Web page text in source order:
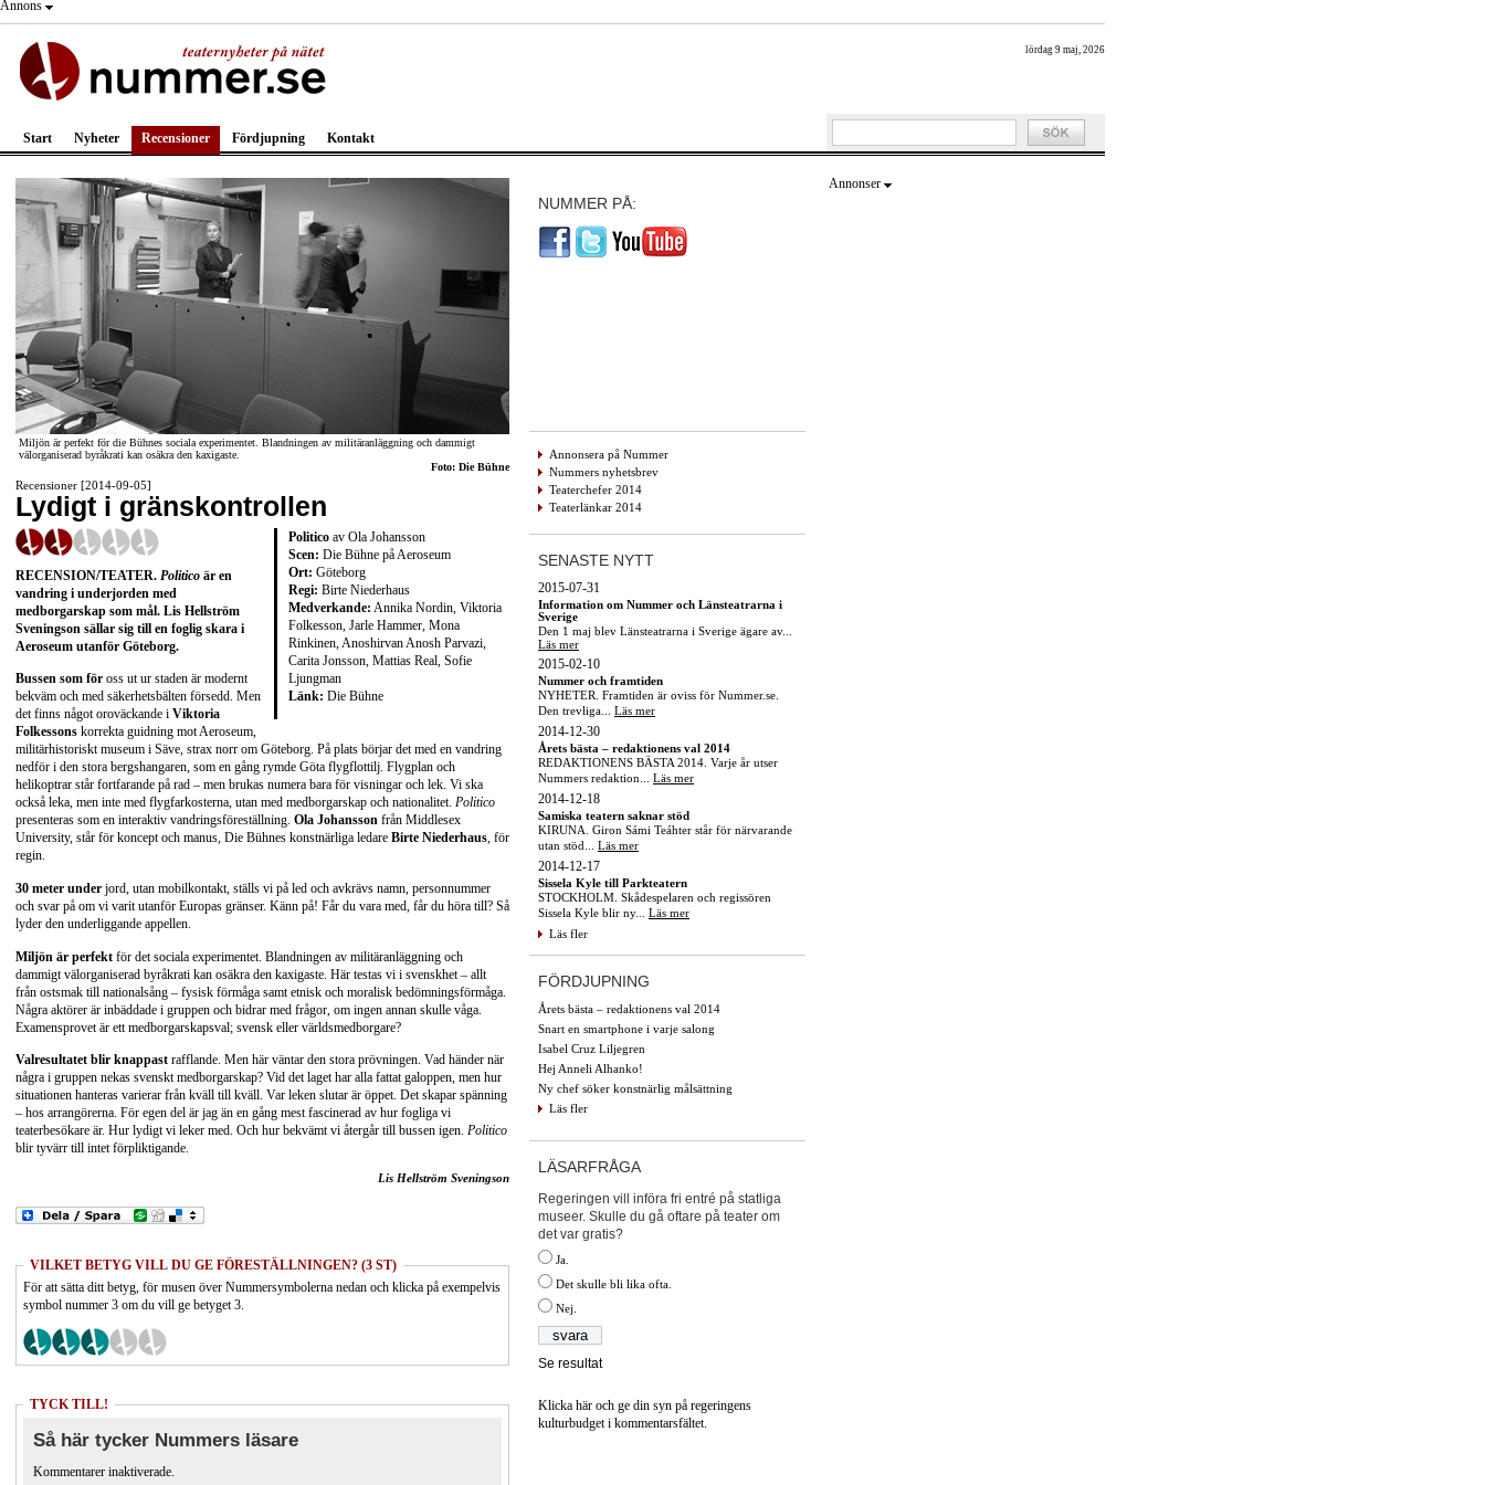
Annons
lördag 9 maj, 2026
Start Nyheter Recensioner Fördjupning Kontakt
Miljön är perfekt för die Bühnes sociala experimentet. Blandningen av militäranläggning och dammigt
välorganiserad byråkrati kan osäkra den kaxigaste.
Foto: Die Bühne
Recensioner [2014-09-05]
Lydigt i gränskontrollen
Politico av Ola Johansson
Scen: Die Bühne på Aeroseum
Ort: Göteborg
Regi: Birte Niederhaus
Medverkande: Annika Nordin, Viktoria
Folkesson, Jarle Hammer, Mona
Rinkinen, Anoshirvan Anosh Parvazi,
Carita Jonsson, Mattias Real, Sofie
Ljungman
Länk: Die Bühne
RECENSION/TEATER. Politico är en
vandring i underjorden med
medborgarskap som mål. Lis Hellström
Sveningson sällar sig till en foglig skara i
Aeroseum utanför Göteborg.
Bussen som för oss ut ur staden är modernt
bekväm och med säkerhetsbälten försedd. Men
det finns något oroväckande i Viktoria
Folkessons korrekta guidning mot Aeroseum,
militärhistoriskt museum i Säve, strax norr om Göteborg. På plats börjar det med en vandring
nedför i den stora bergshangaren, som en gång rymde Göta flygflottilj. Flygplan och
helikoptrar står fortfarande på rad – men brukas numera bara för visningar och lek. Vi ska
också leka, men inte med flygfarkosterna, utan med medborgarskap och nationalitet. Politico
presenteras som en interaktiv vandringsföreställning. Ola Johansson från Middlesex
University, står för koncept och manus, Die Bühnes konstnärliga ledare Birte Niederhaus, för
regin.
30 meter under jord, utan mobilkontakt, ställs vi på led och avkrävs namn, personnummer
och svar på om vi varit utanför Europas gränser. Känn på! Får du vara med, får du höra till? Så
lyder den underliggande appellen.
Miljön är perfekt för det sociala experimentet. Blandningen av militäranläggning och
dammigt välorganiserad byråkrati kan osäkra den kaxigaste. Här testas vi i svenskhet – allt
från ostsmak till nationalsång – fysisk förmåga samt etnisk och moralisk bedömningsförmåga.
Några aktörer är inbäddade i gruppen och bidrar med frågor, om ingen annan skulle våga.
Examensprovet är ett medborgarskapsval; svensk eller världsmedborgare?
Valresultatet blir knappast rafflande. Men här väntar den stora prövningen. Vad händer när
några i gruppen nekas svenskt medborgarskap? Vid det laget har alla fattat galoppen, men hur
situationen hanteras varierar från kväll till kväll. Var leken slutar är öppet. Det skapar spänning
– hos arrangörerna. För egen del är jag än en gång mest fascinerad av hur fogliga vi
teaterbesökare är. Hur lydigt vi leker med. Och hur bekvämt vi återgår till bussen igen. Politico
blir tyvärr till intet förpliktigande.
Lis Hellström Sveningson
VILKET BETYG VILL DU GE FÖRESTÄLLNINGEN? (3 ST)
För att sätta ditt betyg, för musen över Nummersymbolerna nedan och klicka på exempelvis
symbol nummer 3 om du vill ge betyget 3.
TYCK TILL!
Så här tycker Nummers läsare
Kommentarer inaktiverade.
NUMMER PÅ:
Annonsera på Nummer
Nummers nyhetsbrev
Teaterchefer 2014
Teaterlänkar 2014
SENASTE NYTT
2015-07-31
Information om Nummer och Länsteatrarna i
Sverige
Den 1 maj blev Länsteatrarna i Sverige ägare av...
Läs mer
2015-02-10
Nummer och framtiden
NYHETER. Framtiden är oviss för Nummer.se.
Den trevliga... Läs mer
2014-12-30
Årets bästa – redaktionens val 2014
REDAKTIONENS BÄSTA 2014. Varje år utser
Nummers redaktion... Läs mer
2014-12-18
Samiska teatern saknar stöd
KIRUNA. Giron Sámi Teáhter står för närvarande
utan stöd... Läs mer
2014-12-17
Sissela Kyle till Parkteatern
STOCKHOLM. Skådespelaren och regissören
Sissela Kyle blir ny... Läs mer
Läs fler
FÖRDJUPNING
Årets bästa – redaktionens val 2014
Snart en smartphone i varje salong
Isabel Cruz Liljegren
Hej Anneli Alhanko!
Ny chef söker konstnärlig målsättning
Läs fler
LÄSARFRÅGA
Regeringen vill införa fri entré på statliga
museer. Skulle du gå oftare på teater om
det var gratis?
Ja.
Det skulle bli lika ofta.
Nej.
Se resultat
Klicka här och ge din syn på regeringens
kulturbudget i kommentarsfältet.
Annonser